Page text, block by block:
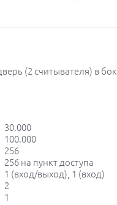
(2 считывателя) в
30.000
100.000
256
256 на пункт доступа
1 (вход/выход), 1 (вход)
2
1